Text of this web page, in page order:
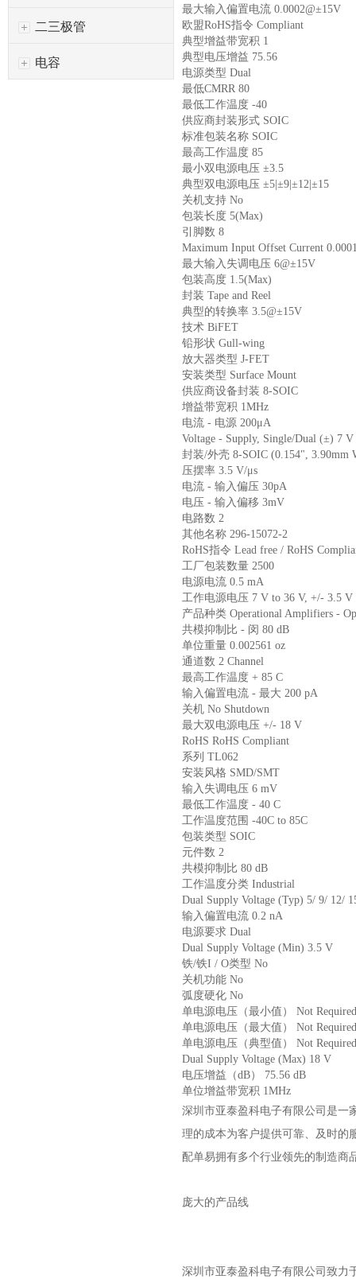
二三极管
电容
最大输入偏置电流 0.0002@±15V
欧盟RoHS指令 Compliant
典型增益带宽积 1
典型电压增益 75.56
电源类型 Dual
最低CMRR 80
最低工作温度 -40
供应商封装形式 SOIC
标准包装名称 SOIC
最高工作温度 85
最小双电源电压 ±3.5
典型双电源电压 ±5|±9|±12|±15
关机支持 No
包装长度 5(Max)
引脚数 8
Maximum Input Offset Current
最大输入失调电压 6@±15V
包装高度 1.5(Max)
封装 Tape and Reel
典型的转换率 3.5@±15V
技术 BiFET
铅形状 Gull-wing
放大器类型 J-FET
安装类型 Surface Mount
供应商设备封装 8-SOIC
增益带宽积 1MHz
电流 - 电源 200μA
Voltage - Supply, Single/Dual (±) 7
封装/外壳 8-SOIC (0.154", 3.90mm
压摆率 3.5 V/μs
电流 - 输入偏压 30pA
电压 - 输入偏移 3mV
电路数 2
其他名称 296-15072-2
RoHS指令 Lead free / RoHS
工厂包装数量 2500
电源电流 0.5 mA
工作电源电压 7 V to 36 V, +/- 3.5 V
产品种类 Operational Amplifiers -
共模抑制比 - 闵 80 dB
单位重量 0.002561 oz
通道数 2 Channel
最高工作温度 + 85 C
输入偏置电流 - 最大 200 pA
关机 No Shutdown
最大双电源电压 +/- 18 V
RoHS RoHS Compliant
系列 TL062
安装风格 SMD/SMT
输入失调电压 6 mV
最低工作温度 - 40 C
工作温度范围 -40C to 85C
包装类型 SOIC
元件数 2
共模抑制比 80 dB
工作温度分类 Industrial
Dual Supply Voltage (Typ) 5/ 9/ 12/
输入偏置电流 0.2 nA
电源要求 Dual
Dual Supply Voltage (Min) 3.5 V
铁/铁I / O类型 No
关机功能 No
弧度硬化 No
单电源电压（最小值） Not
单电源电压（最大值） Not
单电源电压（典型值） Not
Dual Supply Voltage (Max) 18 V
电压增益（dB） 75.56 dB
单位增益带宽积 1MHz
深圳市亚泰盈科电子有限公司是一
理的成本为客户提供可靠、及时的
配单易拥有多个行业领先的制造商
庞大的产品线
深圳市亚泰盈科电子有限公司致力